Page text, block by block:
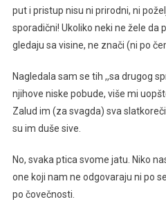
put i pristup nisu ni prirodni, ni
sporadični! Ukoliko neki ne žele da
gledaju sa visine, ne znači (ni po
Nagledala sam se tih ,,sa drugog
njihove niske pobude, više mi
Zalud im (za svagda) sva
su im duše sive.
No, svaka ptica svome jatu. Niko
one koji nam ne odgovaraju ni po
po čovečnosti.